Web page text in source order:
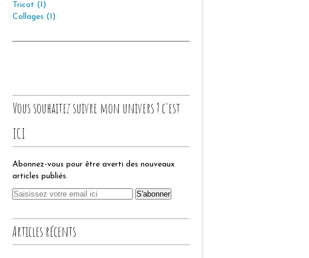
Tricot (1)
Collages (1)
Vous souhaitez suivre mon univers ? c'est
ICI
Abonnez-vous pour être averti des nouveaux
articles publiés.
Articles récents